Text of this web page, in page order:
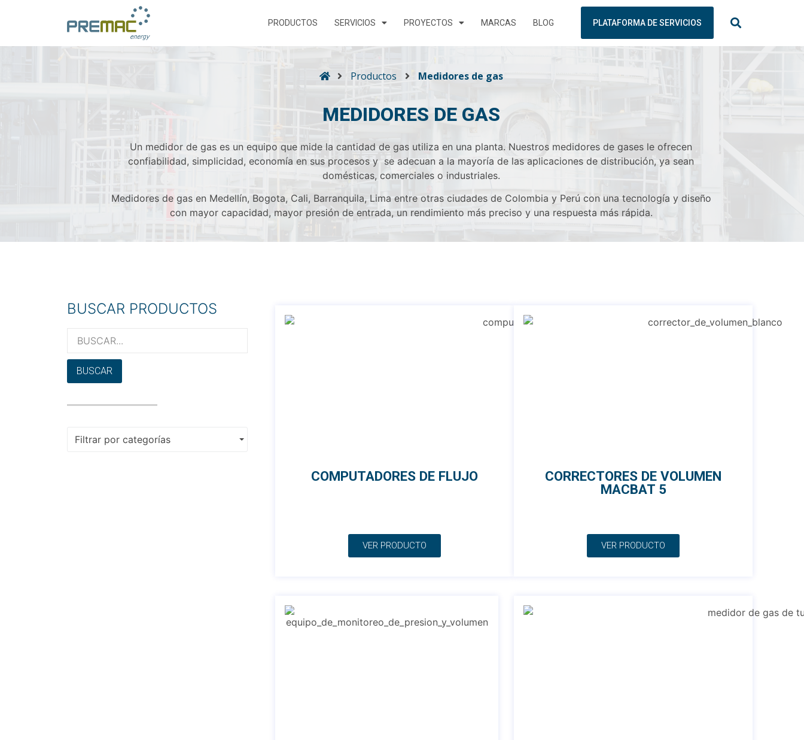
PRODUCTOS SERVICIOS PROYECTOS MARCAS BLOG PLATAFORMA DE SERVICIOS
Productos Medidores de gas
MEDIDORES DE GAS
Un medidor de gas es un equipo que mide la cantidad de gas utiliza en una planta. Nuestros medidores de gases le ofrecen
confiabilidad, simplicidad, economía en sus procesos y se adecuan a la mayoría de las aplicaciones de distribución, ya sean
domésticas, comerciales o industriales.
Medidores de gas en Medellín, Bogota, Cali, Barranquila, Lima entre otras ciudades de Colombia y Perú con una tecnología y diseño
con mayor capacidad, mayor presión de entrada, un rendimiento más preciso y una respuesta más rápida.
BUSCAR PRODUCTOS
BUSCAR
Filtrar por categorías
COMPUTADORES DE FLUJO
VER PRODUCTO
CORRECTORES DE VOLUMEN
MACBAT 5
VER PRODUCTO